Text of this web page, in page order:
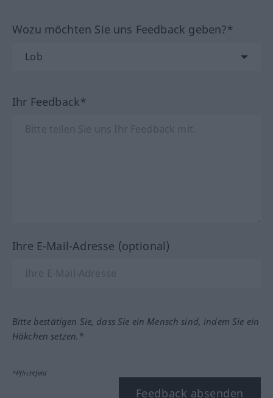
Wozu möchten Sie uns Feedback geben?*
Ihr Feedback*
Ihre E-Mail-Adresse (optional)
Bitte bestätigen Sie, dass Sie ein Mensch sind, indem Sie ein
Häkchen setzen.*
*Pflichtfeld
Feedback absenden